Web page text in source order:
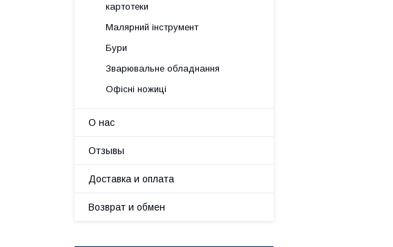
картотеки
Малярний інструмент
Бури
Зварювальне обладнання
Офісні ножиці
О нас
Отзывы
Доставка и оплата
Возврат и обмен